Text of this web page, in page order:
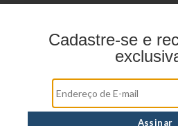
Cadastre-se e